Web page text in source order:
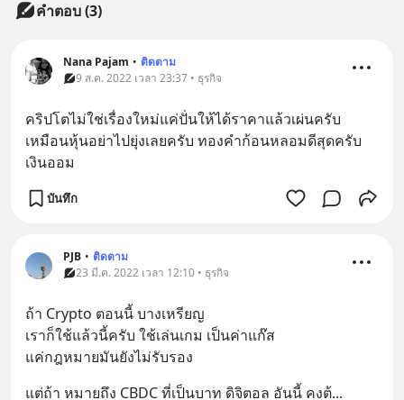
คำตอบ (3)
Nana Pajam • ติดตาม
9 ส.ค. 2022 เวลา 23:37 • ธุรกิจ
คริปโตไม่ใช่เรื่องใหม่แค่ปั่นให้ได้ราคาแล้วเผ่นครับ​
เหมือนหุ้นอย่าไปยุ่งเลยครับ​ ทองคำก้อนหลอมดีสุดครับ
เงินออม
บันทึก
PJB • ติดตาม
23 มี.ค. 2022 เวลา 12:10 • ธุรกิจ
ถ้า Crypto ตอนนี้ บางเหรียญ
เราก็ใช้แล้วนี้ครับ ใช้เล่นเกม เป็นค่าแก๊ส
แค่กฎหมายมันยังไม่รับรอง
แต่ถ้า หมายถึง CBDC ที่เป็นบาท ดิจิตอล อันนี้ คงต้...